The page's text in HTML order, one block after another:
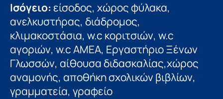
Ισόγειο: είσοδος, χώρος φύλακα,
ανελκυστήρας, διάδρομος,
κλιμακοστάσια, w.c κοριτσιών, w.c
αγοριών, w.c ΑΜΕΑ, Εργαστήριο Ξένων
Γλωσσών, αίθουσα διδασκαλίας,χώρος
αναμονής, αποθήκη σχολικών βιβλίων,
γραμματεία, γραφείο